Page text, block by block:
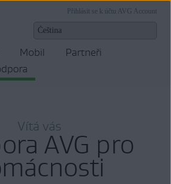
Přihlásit se k účtu AVG Account
Mobil
Partneři
Vítá vás
AVG pro